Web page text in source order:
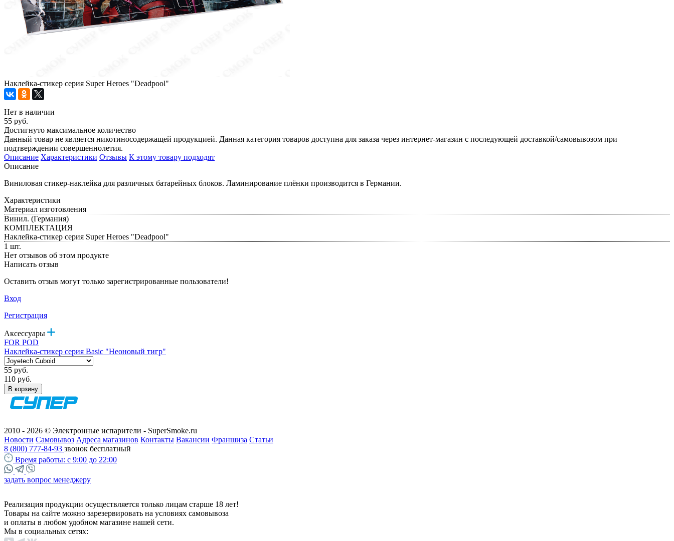
Наклейка-стикер серия Super Heroes "Deadpool"
Нет в наличии
55 руб.
Достигнуто максимальное количество
Данный товар не является никотиносодержащей продукцией. Данная категория товаров доступна для заказа через интернет-магазин с последующей доставкой/самовывозом при
подтверждении совершеннолетия.
Описание Характеристики Отзывы К этому товару подходят
Описание
Виниловая стикер-наклейка для различных батарейных блоков. Ламинирование плёнки производится в Германии.
Характеристики
Материал изготовления
Винил. (Германия)
КОМПЛЕКТАЦИЯ
Наклейка-стикер серия Super Heroes "Deadpool"
1 шт.
Нет отзывов об этом продукте
Написать отзыв
Оставить отзыв могут только зарегистрированные пользователи!
Вход
Регистрация
Аксессуары
FOR POD
Наклейка-стикер серия Basic "Неоновый тигр"
55 руб.
110 руб.
В корзину
2010 - 2026 © Электронные испарители - SuperSmoke.ru
Новости Самовывоз Адреса магазинов Контакты Вакансии Франшиза Статьи
8 (800) 777-84-93 звонок бесплатный
Время работы: с 9:00 до 22:00
задать вопрос менеджеру
Реализация продукции осуществляется только лицам старше 18 лет!
Товары на сайте можно зарезервировать на условиях самовывоза
и оплаты в любом удобном магазине нашей сети.
Мы в социальных сетях: